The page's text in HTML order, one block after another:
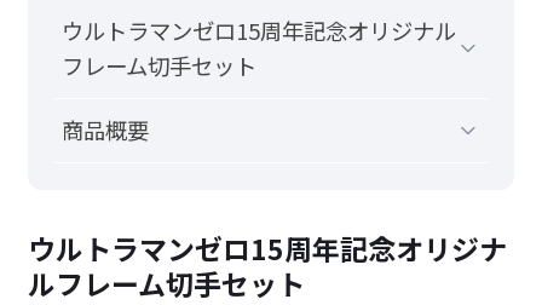
ウルトラマンゼロ15周年記念オリジナル
フレーム切手セット
商品概要
ウルトラマンゼロ15周年記念オリジナ
ルフレーム切手セット